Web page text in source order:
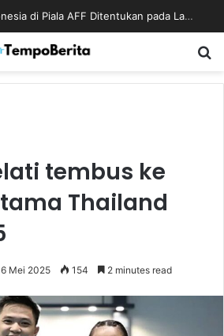
Nasib Timnas Indonesia di Piala AFF Ditentukan pada Laga Terakhir Grup
tembus ke
Thailand
Mei 2025 154 2 minutes read